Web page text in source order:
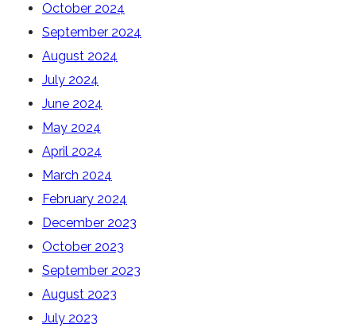
October 2024
September 2024
August 2024
July 2024
June 2024
May 2024
April 2024
March 2024
February 2024
December 2023
October 2023
September 2023
August 2023
July 2023